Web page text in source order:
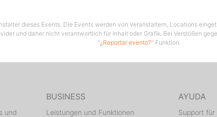
dieses Events. Die Events werden von Veranstaltern, Locations
und daher nicht verantwortlich für Inhalt oder Grafik. Bei Verstößen
"¿Reportar evento?" Funktion.
und
BUSINESS
Leistungen und Funktionen
AYUDA
Support